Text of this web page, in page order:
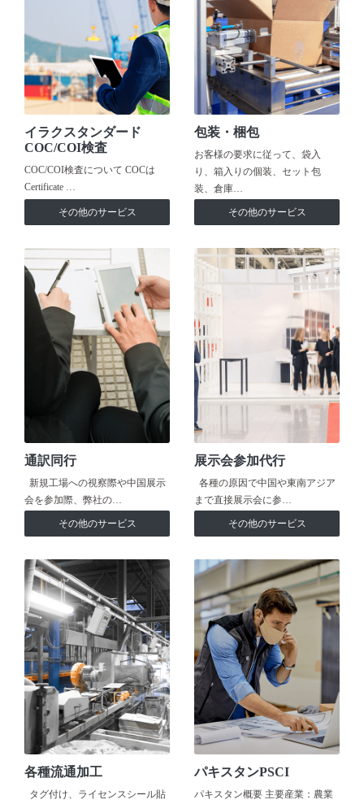
イラクスタンダード
COC/COI検査
COC/COI検査について COCは
Certificate …
その他のサービス
包装・梱包
お客様の要求に従って、袋入
り、箱入りの個装、セット包
装、倉庫…
その他のサービス
通訳同行
新規工場への視察際や中国展示
会を参加際、弊社の…
その他のサービス
展示会参加代行
各種の原因で中国や東南アジア
まで直接展示会に参…
その他のサービス
各種流通加工
タグ付け、ライセンスシール貼
パキスタンPSCI
パキスタン概要 主要産業：農業